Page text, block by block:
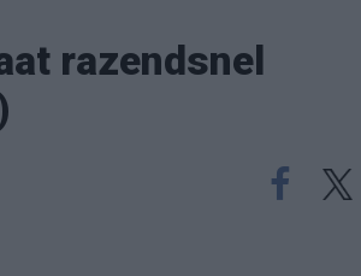
razendsnel